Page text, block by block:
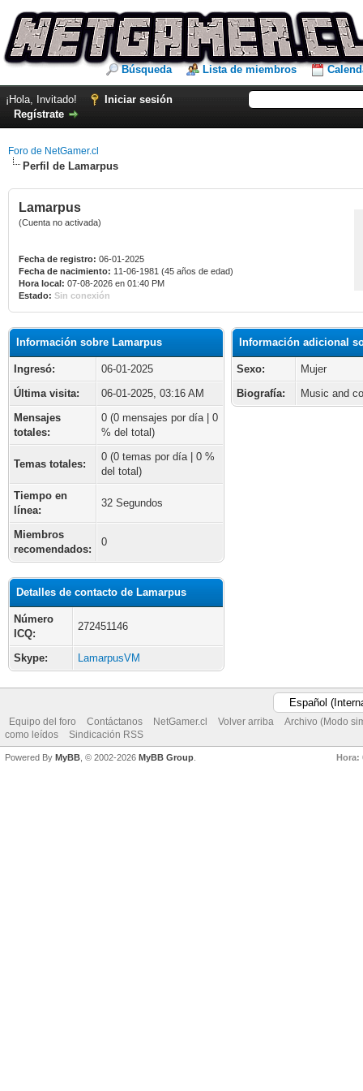
Búsqueda Lista de miembros
¡Hola, Invitado!
Iniciar sesión
Regístrate
Foro de NetGamer.cl
Perfil de Lamarpus
Lamarpus
(Cuenta no activada)
Fecha de registro: 06-01-2025
Fecha de nacimiento: 11-06-1981 (45 años de edad)
Hora local: 07-08-2026 en 01:40 PM
Estado: Sin conexión
Información sobre Lamarpus
Ingresó:
06-01-2025
Última visita:
06-01-2025, 03:16 AM
Mensajes
totales:
0 (0 mensajes por día | 0
% del total)
Temas totales:
0 (0 temas por día | 0 %
del total)
Tiempo en
línea:
32 Segundos
Miembros
recomendados:
0
Detalles de contacto de Lamarpus
Número
ICQ:
272451146
Skype: LamarpusVM
Información adicional
Sexo:
Mujer
Biografía:
Music and
Equipo del foro Contáctanos NetGamer.cl Volver arriba
Archivo (Modo
como leídos
Sindicación RSS
Hora:
Powered By MyBB , © 2002-2026 MyBB Group